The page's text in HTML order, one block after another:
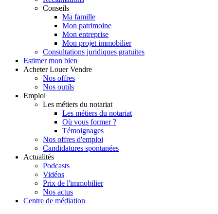
Conseils
Ma famille
Mon patrimoine
Mon entreprise
Mon projet immobilier
Consultations juridiques gratuites
Estimer mon bien
Acheter Louer Vendre
Nos offres
Nos outils
Emploi
Les métiers du notariat
Les métiers du notariat
Où vous former ?
Témoignages
Nos offres d'emploi
Candidatures spontanées
Actualités
Podcasts
Vidéos
Prix de l'immobilier
Nos actus
Centre de médiation